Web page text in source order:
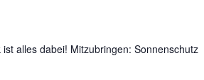
alles dabei! Mitzubringen: Sonnenschutz